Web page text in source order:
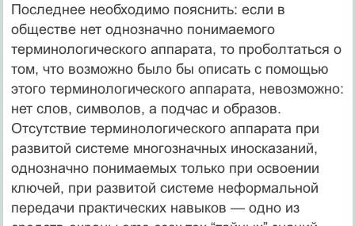
Последнее необходимо пояснить: если в
обществе нет однозначно понимаемого
терминологического аппарата, то проболтаться о
том, что возможно было бы описать с помощью
этого терминологического аппарата, невозможно:
нет слов, символов, а подчас и образов.
Отсутствие терминологического аппарата при
развитой системе многозначных иносказаний,
однозначно понимаемых только при освоении
ключей, при развитой системе неформальной
передачи практических навыков — одно из